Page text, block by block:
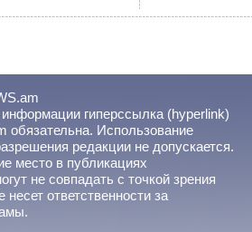
гиперссылка (hyperlink)
обязательна. Использование
редакции не допускается.
место в публикациях
не совпадать с точкой зрения
несет ответственности за